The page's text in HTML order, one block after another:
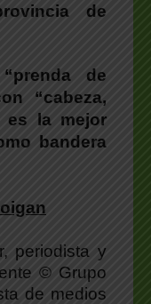
de
de
“cabeza,
es la mejor
bandera
periodista y
© Grupo
de medios